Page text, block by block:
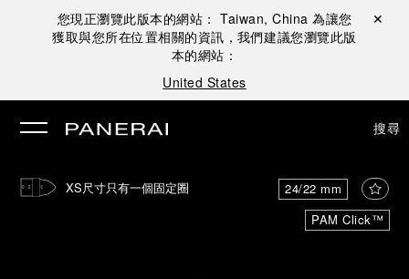
您現正瀏覽此版本的網站： Taiwan, China 為讓您
獲取與您所在位置相關的資訊，我們建議您瀏覽此版
本的網站：
United States
關閉 ✕
搜尋
PAM Click™
24/22 mm
XS尺寸只有一個固定圈